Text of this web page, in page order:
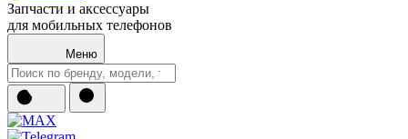
Запчасти и аксессуары
для мобильных телефонов
Меню